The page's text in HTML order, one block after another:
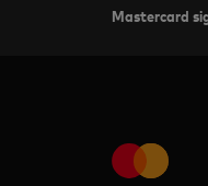
Mastercard